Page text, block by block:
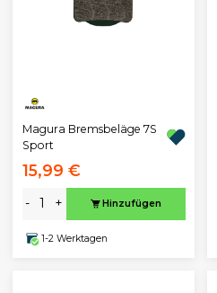
Magura Bremsbeläge 7S
Sport
15,99 €
- + Hinzufügen
1-2 Werktagen